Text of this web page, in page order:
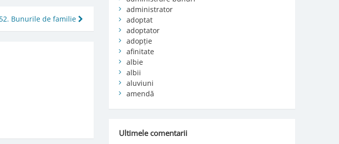
Bunurile de familie
administrator
adoptat
adoptator
adopție
afinitate
albie
albii
aluviuni
amendă
Ultimele comentarii